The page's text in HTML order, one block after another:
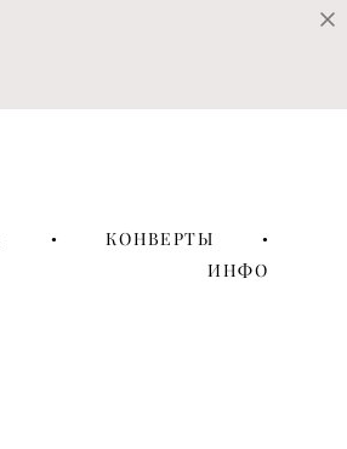
• КОНВЕРТЫ
•
ИНФО